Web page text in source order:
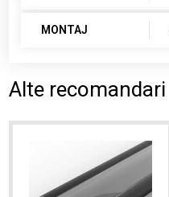
MONTAJ
Alte recomandari